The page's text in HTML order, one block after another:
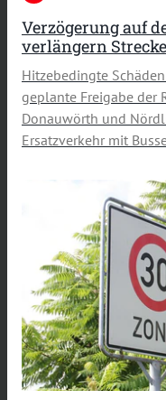
Verzögerung auf
verlängern
Hitzebedingte
geplante Freigabe der
Donauwörth und
Ersatzverkehr mit